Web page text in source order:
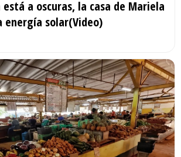
a oscuras, la casa de Mariela
energía solar(Video)